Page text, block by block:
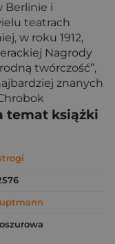
Berlinie i
teatrach
w roku 1912,
Nagrody
twórczość”,
znanych
temat książki